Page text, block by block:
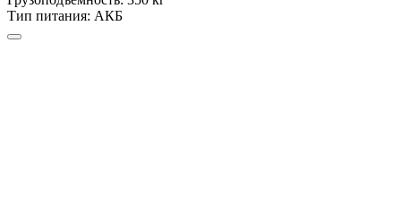
Тип питания: АКБ